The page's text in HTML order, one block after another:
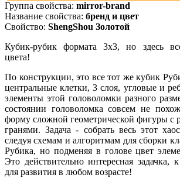
Группа свойства: mirror-brand
Название свойства: бренд и цвет
Свойство: ShengShou Золотой
Кубик-рубик формата 3х3, но здесь
цвета!
По конструкции, это все тот же кубик
центральные клетки, 3 слоя, угловые и
элементы этой головоломки разного
состоянии головоломка совсем не
форму сложной геометрической фигуры с
гранями. Задача - собрать весь этот
следуя схемам и алгоритмам для сборки
Рубика, но подменяя в голове цвет
Это действительно интересная задачка,
для развития в любом возрасте!